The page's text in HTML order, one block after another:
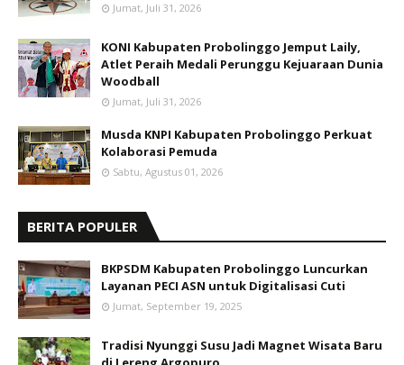
Jumat, Juli 31, 2026
KONI Kabupaten Probolinggo Jemput Laily,
Atlet Peraih Medali Perunggu Kejuaraan Dunia
Woodball
Jumat, Juli 31, 2026
Musda KNPI Kabupaten Probolinggo Perkuat
Kolaborasi Pemuda
Sabtu, Agustus 01, 2026
BERITA POPULER
BKPSDM Kabupaten Probolinggo Luncurkan
Layanan PECI ASN untuk Digitalisasi Cuti
Jumat, September 19, 2025
Tradisi Nyunggi Susu Jadi Magnet Wisata Baru